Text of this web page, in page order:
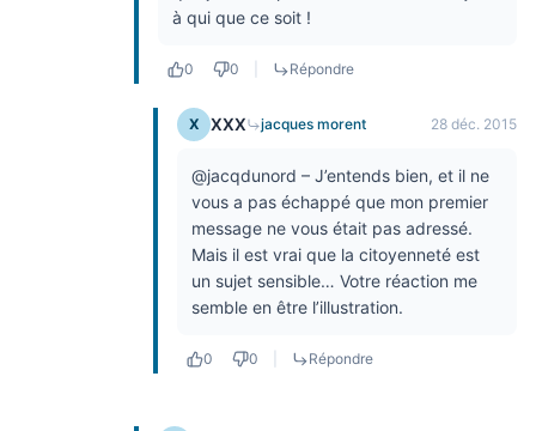
à qui que ce soit !
0 0 Répondre
X XXX jacques morent 28 déc. 2015
@jacqdunord – J’entends bien, et il ne
vous a pas échappé que mon premier
message ne vous était pas adressé.
Mais il est vrai que la citoyenneté est
un sujet sensible… Votre réaction me
semble en être l’illustration.
0 0 Répondre